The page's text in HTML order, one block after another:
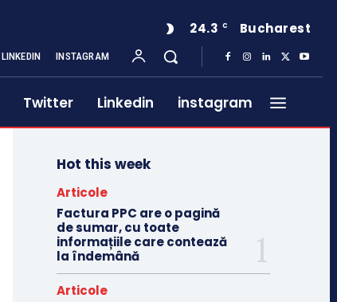
24.3 C Bucharest
LINKEDIN INSTAGRAM
Twitter Linkedin instagram
Hot this week
Articole
Factura PPC are o pagină
de sumar, cu toate
informațiile care contează
la îndemână
Articole